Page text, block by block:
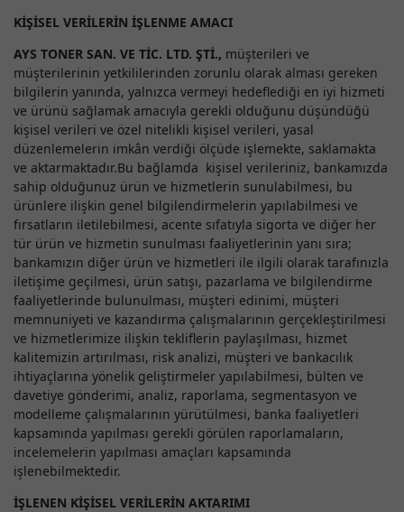
KİŞİSEL VERİLERİN İŞLENME AMACI
AYS TONER SAN. VE TİC. LTD. ŞTİ., müşterileri ve
müşterilerinin yetkililerinden zorunlu olarak alması gereken
bilgilerin yanında, yalnızca vermeyi hedeflediği en iyi hizmeti
ve ürünü sağlamak amacıyla gerekli olduğunu düşündüğü
kişisel verileri ve özel nitelikli kişisel verileri, yasal
düzenlemelerin imkân verdiği ölçüde işlemekte, saklamakta
ve aktarmaktadır.Bu bağlamda kişisel verileriniz, bankamızda
sahip olduğunuz ürün ve hizmetlerin sunulabilmesi, bu
ürünlere ilişkin genel bilgilendirmelerin yapılabilmesi ve
fırsatların iletilebilmesi, acente sıfatıyla sigorta ve diğer her
tür ürün ve hizmetin sunulması faaliyetlerinin yanı sıra;
bankamızın diğer ürün ve hizmetleri ile ilgili olarak tarafınızla
iletişime geçilmesi, ürün satışı, pazarlama ve bilgilendirme
faaliyetlerinde bulunulması, müşteri edinimi, müşteri
memnuniyeti ve kazandırma çalışmalarının gerçekleştirilmesi
ve hizmetlerimize ilişkin tekliflerin paylaşılması, hizmet
kalitemizin artırılması, risk analizi, müşteri ve bankacılık
ihtiyaçlarına yönelik geliştirmeler yapılabilmesi, bülten ve
davetiye gönderimi, analiz, raporlama, segmentasyon ve
modelleme çalışmalarının yürütülmesi, banka faaliyetleri
kapsamında yapılması gerekli görülen raporlamaların,
incelemelerin yapılması amaçları kapsamında
işlenebilmektedir.
İŞLENEN KİŞİSEL VERİLERİN AKTARIMI